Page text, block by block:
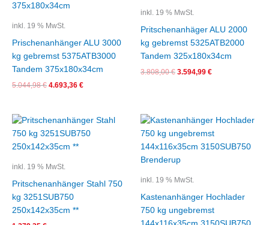
inkl. 19 % MwSt.
Prischenanhänger ALU 3000
kg gebremst 5375ATB3000
Tandem 375x180x34cm
5.044,98€ 4.693,36 €
inkl. 19 % MwSt.
Pritschenanhäger ALU 2000
kg gebremst 5325ATB2000
Tandem 325x180x34cm
3.808,00€ 3.594,99 €
inkl. 19 % MwSt.
Pritschenanhänger Stahl 750
kg 3251SUB750
250x142x35cm **
inkl. 19 % MwSt.
Kastenanhänger Hochlader
750 kg ungebremst